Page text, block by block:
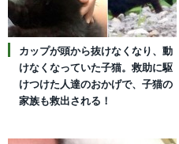
カップが頭から抜けなくなり、動
けなくなっていた子猫。救助に駆
けつけた人達のおかげで、子猫の
家族も救出される！